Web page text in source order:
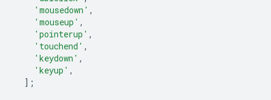
'mousedown' ,
'mouseup' ,
'pointerup' ,
'touchend' ,
'keydown' ,
'keyup' ,
];